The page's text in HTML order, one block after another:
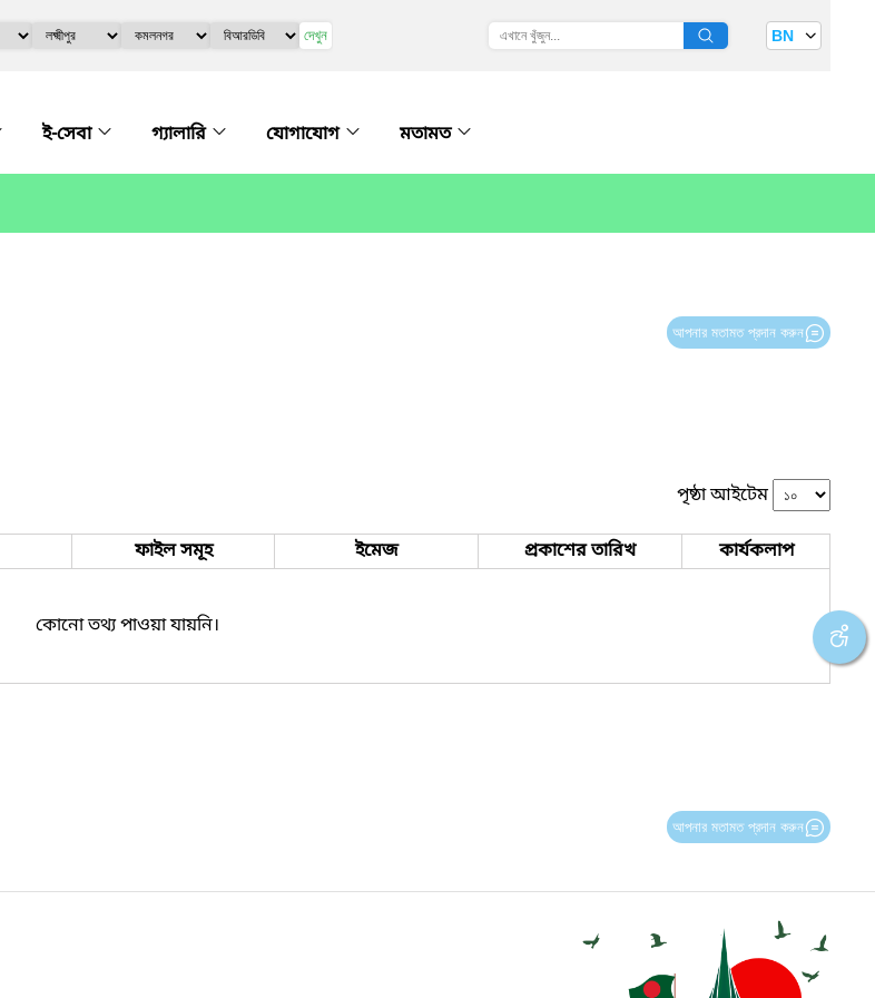
দেখুন BN
ই-সেবা গ্যালারি যোগাযোগ মতামত
আপনার মতামত প্রদান করুন
পৃষ্ঠা আইটেম
ফাইল সমূহ ইমেজ প্রকাশের তারিখ কার্যকলাপ
কোনো তথ্য পাওয়া যায়নি।
আপনার মতামত প্রদান করুন